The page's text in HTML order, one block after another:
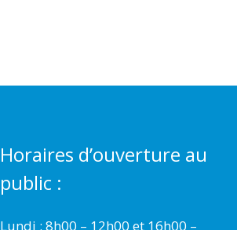
Horaires d’ouverture au
public :
Lundi : 8h00 – 12h00 et 16h00 –